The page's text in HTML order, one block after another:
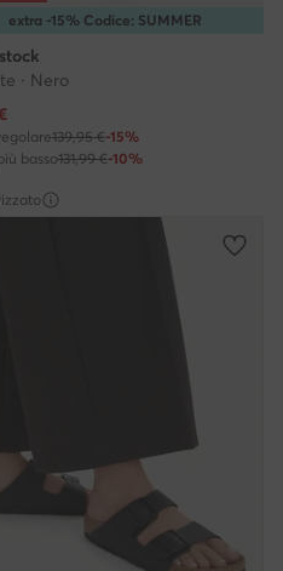
extra -15% Codice: SUMMER
· Nero
139,95 €-15%
basso131,99 €-10%